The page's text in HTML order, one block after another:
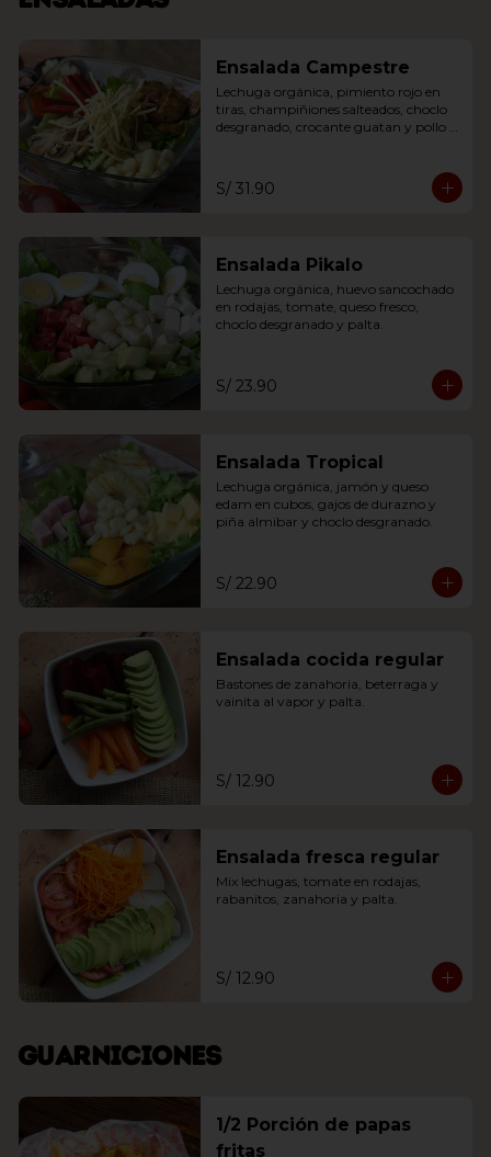
Ensalada Campestre
Lechuga orgánica, pimiento rojo en
tiras, champiñiones salteados, choclo
desgranado, crocante guatan y pollo
S/ 31.90
Ensalada Pikalo
Lechuga orgánica, huevo sancochado
en rodajas, tomate, queso fresco,
choclo desgranado y palta.
S/ 23.90
Ensalada Tropical
Lechuga orgánica, jamón y queso
edam en cubos, gajos de durazno y
piña almibar y choclo desgranado.
S/ 22.90
Ensalada cocida regular
Bastones de zanahoria, beterraga y
vainita al vapor y palta.
S/ 12.90
Ensalada fresca regular
Mix lechugas, tomate en rodajas,
rabanitos, zanahoria y palta.
S/ 12.90
Guarniciones
1/2 Porción de papas
fritas